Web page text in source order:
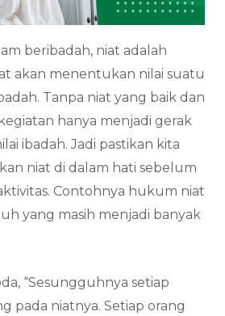
beribadah, niat adalah
akan menentukan nilai suatu
Tanpa niat yang baik dan
hanya menjadi gerak
ibadah. Jadi pastikan kita
niat di dalam hati sebelum
Contohnya hukum niat
yang masih menjadi banyak
“Sesungguhnya setiap
pada niatnya. Setiap orang